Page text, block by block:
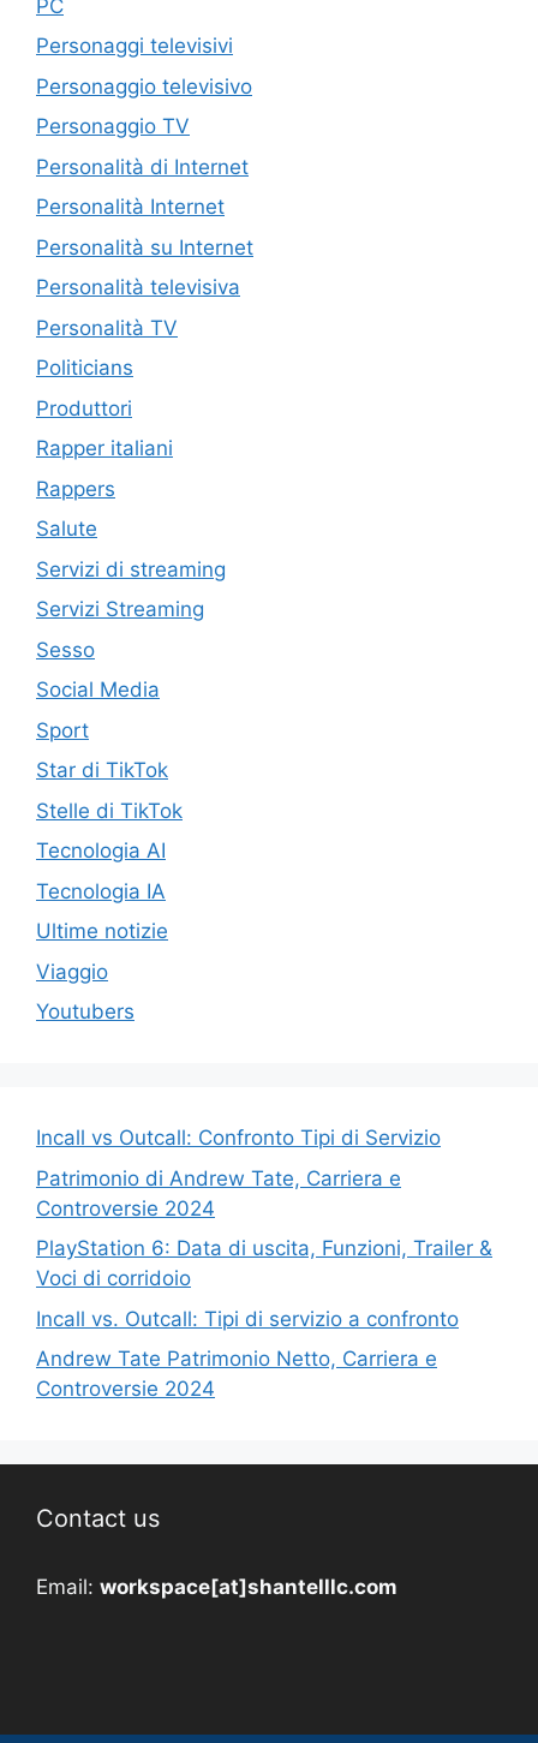
PC
Personaggi televisivi
Personaggio televisivo
Personaggio TV
Personalità di Internet
Personalità Internet
Personalità su Internet
Personalità televisiva
Personalità TV
Politicians
Produttori
Rapper italiani
Rappers
Salute
Servizi di streaming
Servizi Streaming
Sesso
Social Media
Sport
Star di TikTok
Stelle di TikTok
Tecnologia AI
Tecnologia IA
Ultime notizie
Viaggio
Youtubers
Incall vs Outcall: Confronto Tipi di Servizio
Patrimonio di Andrew Tate, Carriera e
Controversie 2024
PlayStation 6: Data di uscita, Funzioni, Trailer &
Voci di corridoio
Incall vs. Outcall: Tipi di servizio a confronto
Andrew Tate Patrimonio Netto, Carriera e
Controversie 2024
Contact us
Email: workspace[at]shantelllc.com